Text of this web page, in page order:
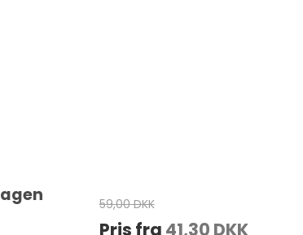
59,00 DKK
Pris fra 41,30 DKK